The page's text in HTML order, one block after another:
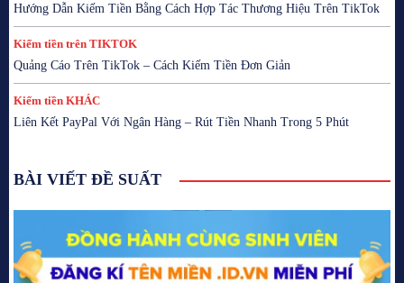
Hướng Dẫn Kiếm Tiền Bằng Cách Hợp Tác Thương Hiệu Trên TikTok
Kiếm tiền trên TIKTOK
Quảng Cáo Trên TikTok – Cách Kiếm Tiền Đơn Giản
Kiếm tiền KHÁC
Liên Kết PayPal Với Ngân Hàng – Rút Tiền Nhanh Trong 5 Phút
BÀI VIẾT ĐỀ SUẤT